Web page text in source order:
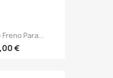
Para...
€